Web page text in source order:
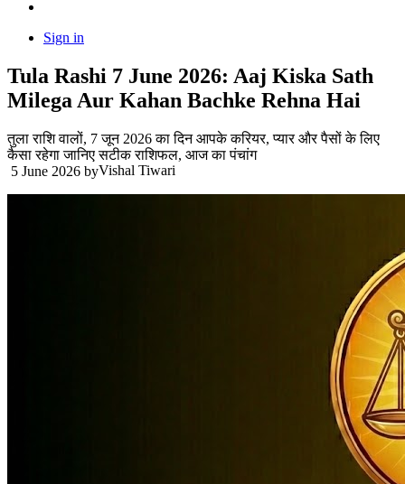
Sign in
Tula Rashi 7 June 2026: Aaj Kiska Sath
Milega Aur Kahan Bachke Rehna Hai
तुला राशि वालों, 7 जून 2026 का दिन आपके करियर, प्यार और पैसों के लिए
कैसा रहेगा जानिए सटीक राशिफल, आज का पंचांग
5 June 2026 byVishal Tiwari